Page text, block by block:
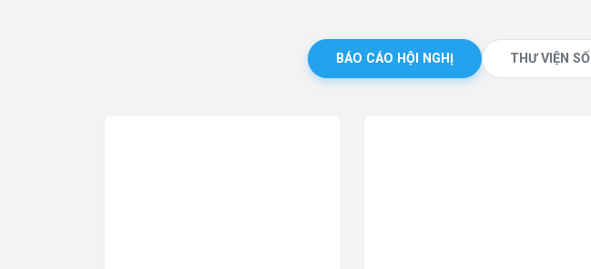
BÁO CÁO HỘI NGHỊ THƯ VIỆN SỐ